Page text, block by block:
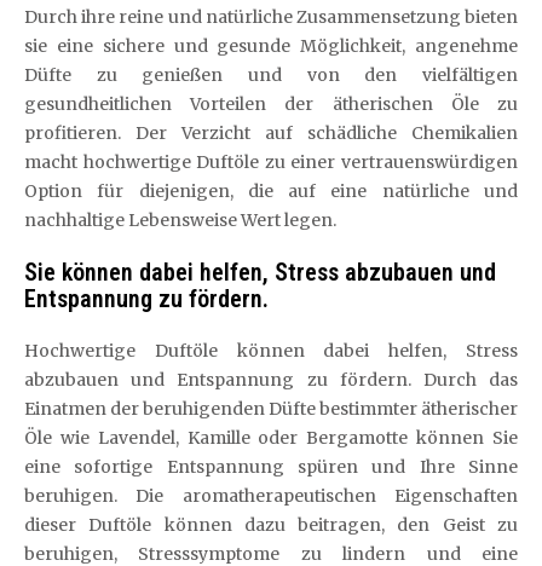
Durch ihre reine und natürliche Zusammensetzung bieten
sie eine sichere und gesunde Möglichkeit, angenehme
Düfte zu genießen und von den vielfältigen
gesundheitlichen Vorteilen der ätherischen Öle zu
profitieren. Der Verzicht auf schädliche Chemikalien
macht hochwertige Duftöle zu einer vertrauenswürdigen
Option für diejenigen, die auf eine natürliche und
nachhaltige Lebensweise Wert legen.
Sie können dabei helfen, Stress abzubauen und
Entspannung zu fördern.
Hochwertige Duftöle können dabei helfen, Stress
abzubauen und Entspannung zu fördern. Durch das
Einatmen der beruhigenden Düfte bestimmter ätherischer
Öle wie Lavendel, Kamille oder Bergamotte können Sie
eine sofortige Entspannung spüren und Ihre Sinne
beruhigen. Die aromatherapeutischen Eigenschaften
dieser Duftöle können dazu beitragen, den Geist zu
beruhigen, Stresssymptome zu lindern und eine